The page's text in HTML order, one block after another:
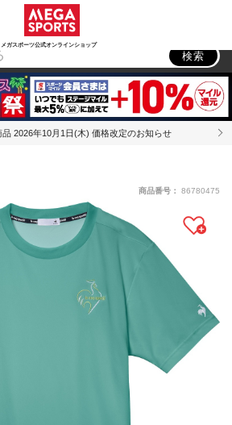
メガスポーツ公式オンラインショップ
トドア
検索
品 2026年10月1日(木) 価格改定のお知らせ
商品番号： 86780475